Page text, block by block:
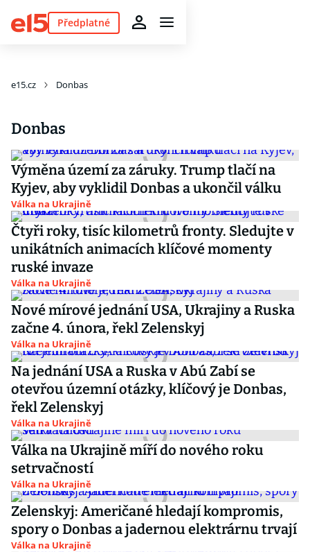
Předplatné
e15.cz Donbas
Donbas
Výměna území za záruky. Trump tlačí na
Kyjev, aby vyklidil Donbas a ukončil válku
Válka na Ukrajině
Čtyři roky, tisíc kilometrů fronty. Sledujte v
unikátních animacích klíčové momenty
ruské invaze
Válka na Ukrajině
Nové mírové jednání USA, Ukrajiny a Ruska
začne 4. února, řekl Zelenskyj
Válka na Ukrajině
Na jednání USA a Ruska v Abú Zabí se
otevřou územní otázky, klíčový je Donbas,
řekl Zelenskyj
Válka na Ukrajině
Válka na Ukrajině míří do nového roku
setrvačností
Válka na Ukrajině
Zelenskyj: Američané hledají kompromis,
spory o Donbas a jadernou elektrárnu trvají
Válka na Ukrajině